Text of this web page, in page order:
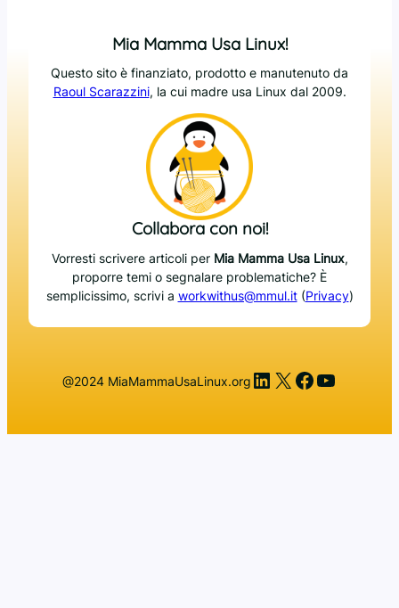
Mia Mamma Usa Linux!
Questo sito è finanziato, prodotto e manutenuto da
Raoul Scarazzini, la cui madre usa Linux dal 2009.
Collabora con noi!
Vorresti scrivere articoli per Mia Mamma Usa Linux,
proporre temi o segnalare problematiche? È
semplicissimo, scrivi a workwithus@mmul.it(Privacy)
@2024 MiaMammaUsaLinux.org LinkedIn
X Facebook